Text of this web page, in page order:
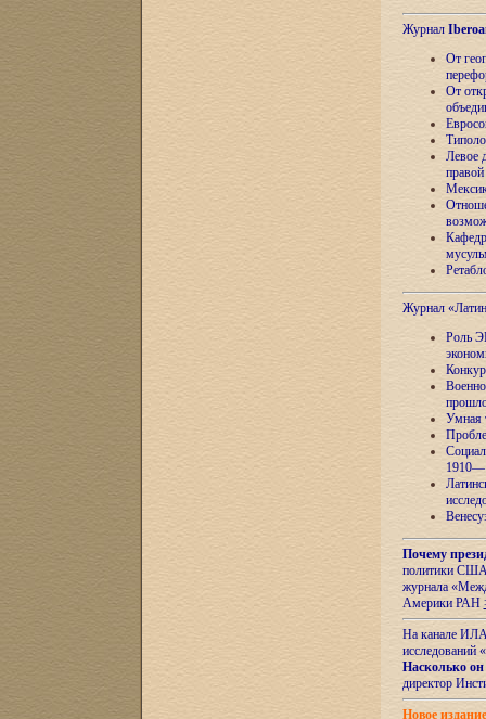
Журнал
От
От
Левое
Журнал
Роль
Умная
Почему
политики США
журнала
Америки РАН
На канале ИЛА
исследований «
Насколько он
директор
Новое